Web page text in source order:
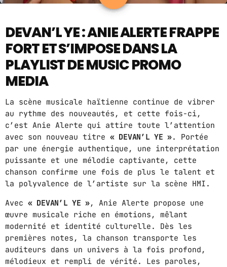
MUSIC NEWS
SCHEDULE
TOP 10
STUDIO
PROMOTE
CONTACTS
FR
UPCOMING SHOWS
MPM MORNING POP
6:00 AM - 9:00 AM
DEVAN’L YE : ANIE ALERTE FRAPPE
FORT ET S’IMPOSE DANS LA
PLAYLIST DE MUSIC PROMO
MEDIA
La scène musicale haïtienne continue de vibrer
au rythme des nouveautés, et cette fois-ci,
c’est Anie Alerte qui attire toute l’attention
avec son nouveau titre « DEVAN’L YE ». Portée
par une énergie authentique, une interprétation
puissante et une mélodie captivante, cette
chanson confirme une fois de plus le talent et
la polyvalence de l’artiste sur la scène HMI.
Avec « DEVAN’L YE », Anie Alerte propose une
œuvre musicale riche en émotions, mêlant
modernité et identité culturelle. Dès les
premières notes, la chanson transporte les
auditeurs dans un univers à la fois profond,
mélodieux et rempli de vérité. Les paroles,